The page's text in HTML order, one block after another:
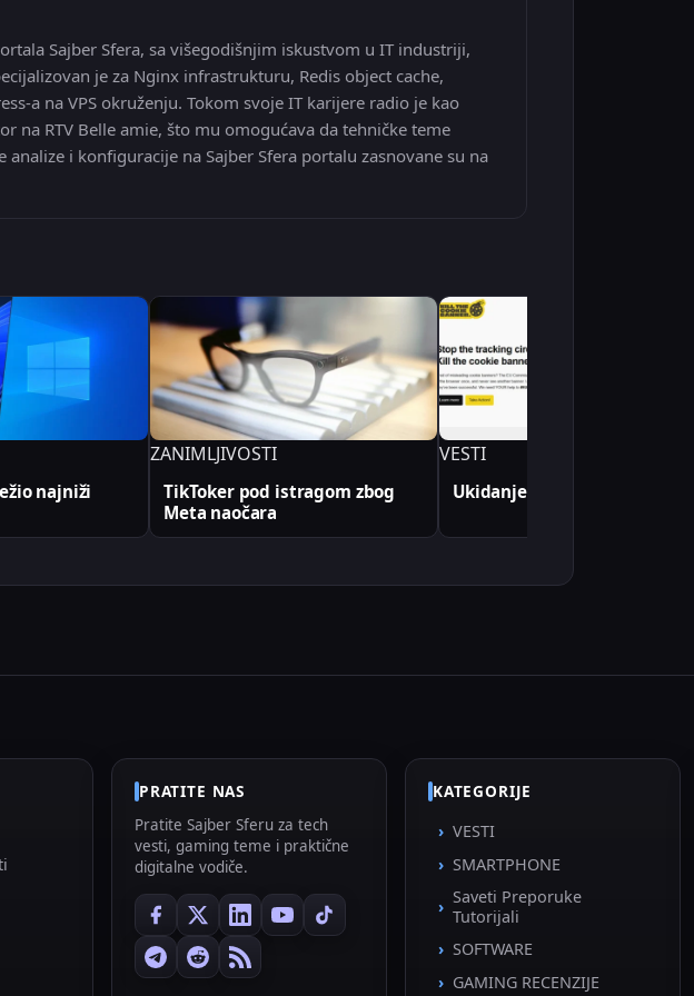
Sajber Sfera, sa višegodišnjim iskustvom u IT industriji,
je za Nginx infrastrukturu, Redis object cache,
a na VPS okruženju. Tokom svoje IT karijere radio je kao
na RTV Belle amie, što mu omogućava da tehničke teme
i konfiguracije na Sajber Sfera portalu zasnovane su na
najniži
ZANIMLJIVOSTI
TikToker pod istragom zbog
Meta naočara
VESTI
Ukidanje Cookie Banera u EU?!
PRATITE NAS
Pratite Sajber Sferu za tech
vesti, gaming teme i praktične
digitalne vodiče.
KATEGORIJE
VESTI
SMARTPHONE
Saveti Preporuke
Tutorijali
SOFTWARE
GAMING RECENZIJE